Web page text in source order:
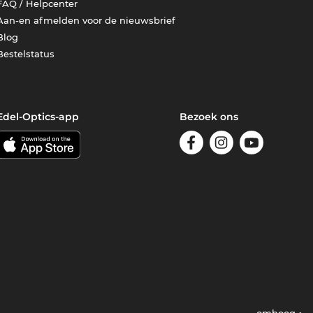
/ Helpcenter
en afmelden voor de nieuwsbrief
Optics-app Bezoek ons